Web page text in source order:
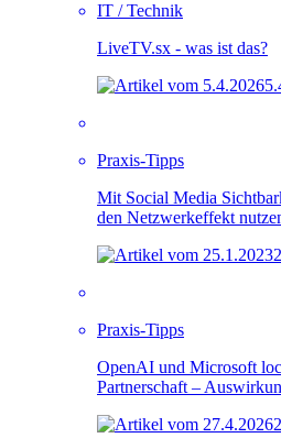
IT / Technik
LiveTV.sx - was ist das?
Praxis-Tipps
Mit Social Media
den Netzwerkeffekt
Praxis-Tipps
OpenAI und Microsoft
Partnerschaft –